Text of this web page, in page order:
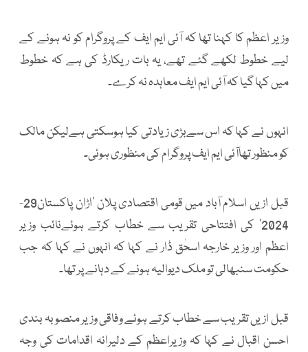
وزیر اعظم کا کہنا تھا کہ آئی ایم ایف کے پروگرام کو نہ ہونے کے
لیے خطوط لکھے گئے تھے، یہ بات ریکارڈ کی ہے کہ خطوط
میں کہا گیا کہ آئی ایم ایف معاہدہ نہ کرے۔
انہوں نے کہا کہ اس سےبڑی زیادتی کیا ہوسکتی ہےلیکن مالک
کو منظور تھاآئی ایم ایف پروگرام کی منظوری ہوئی۔
قبل ازیں اسلام آباد میں قومی اقتصادی پلان ’اڑان پاکستان29-
2024‘ کی افتتاحی تقریب سے خطاب کرتے ہوئےنائب وزیر
اعظم اور وزیر خارجہ اسحٰق ڈار نے کہا کہ انہوں نے کہا کہ جب
حکومت سنبھالی تو ملک دیوالیہ ہونے کے دہانے پر تھا۔
قبل ازیں تقریب سے خطاب کرتے ہوئے وفاقی وزیر منصوبہ بندی
احسن اقبال نے کہا کہ وزیراعظم کے دلیرانہ اقدامات کی وجہ